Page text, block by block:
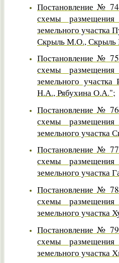
Постановление №
схемы
земельного
Скрыль М.О.,
Постановление №
схемы
земельного
Н.А., Рябухина О.А.";
Постановление №
схемы
земельного участка
Постановление №
схемы
земельного участка
Постановление №
схемы
земельного участка
Постановление №
схемы
земельного участка